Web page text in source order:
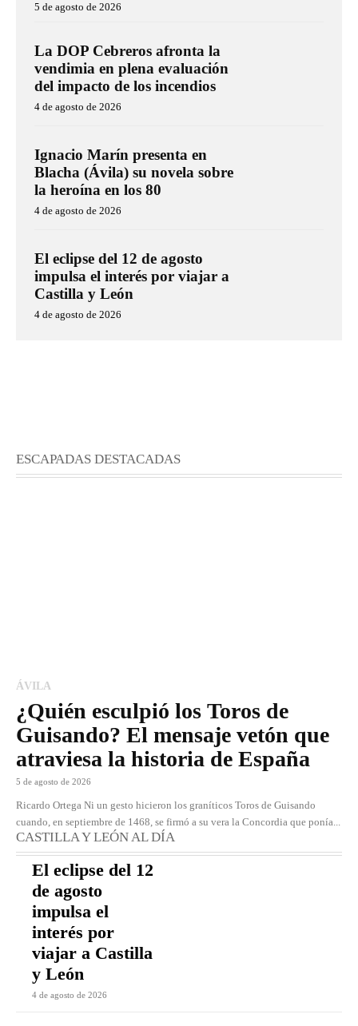
5 de agosto de 2026
La DOP Cebreros afronta la
vendimia en plena evaluación
del impacto de los incendios
4 de agosto de 2026
Ignacio Marín presenta en
Blacha (Ávila) su novela sobre
la heroína en los 80
4 de agosto de 2026
El eclipse del 12 de agosto
impulsa el interés por viajar a
Castilla y León
4 de agosto de 2026
ESCAPADAS DESTACADAS
ÁVILA
¿Quién esculpió los Toros de
Guisando? El mensaje vetón que
atraviesa la historia de España
5 de agosto de 2026
Ricardo Ortega Ni un gesto hicieron los graníticos Toros de Guisando
cuando, en septiembre de 1468, se firmó a su vera la Concordia que ponía...
CASTILLA Y LEÓN AL DÍA
El eclipse del 12
de agosto
impulsa el
interés por
viajar a Castilla
y León
4 de agosto de 2026